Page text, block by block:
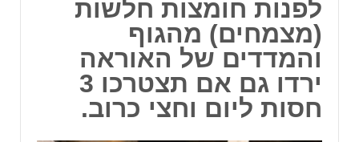
לפנות חומצות חלשות
(מצמחים) מהגוף
והמדדים של האוראה
ירדו גם אם תצטרכו 3
חסות ליום וחצי כרוב.